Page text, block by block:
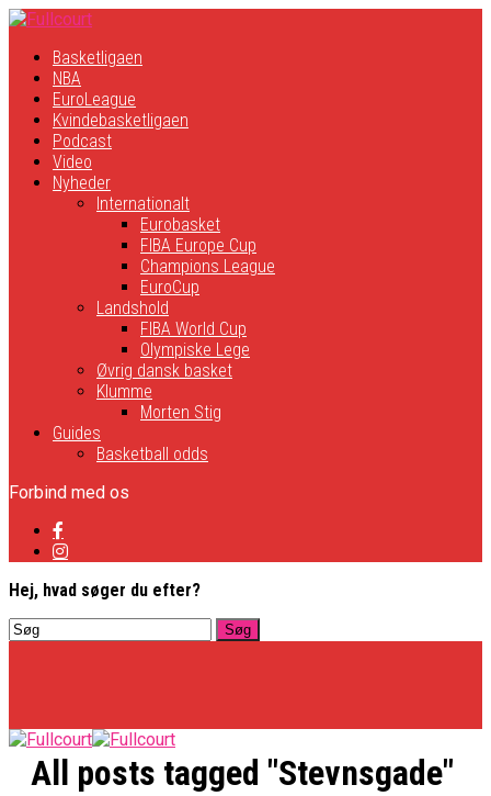
Basketligaen
NBA
EuroLeague
Kvindebasketligaen
Podcast
Video
Nyheder
Internationalt
Eurobasket
FIBA Europe Cup
Champions League
EuroCup
Landshold
FIBA World Cup
Olympiske Lege
Øvrig dansk basket
Klumme
Morten Stig
Guides
Basketball odds
Forbind med os
Hej, hvad søger du efter?
All posts tagged "Stevnsgade"